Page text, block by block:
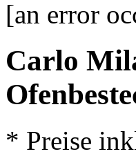
[an error
Carlo
* Preise